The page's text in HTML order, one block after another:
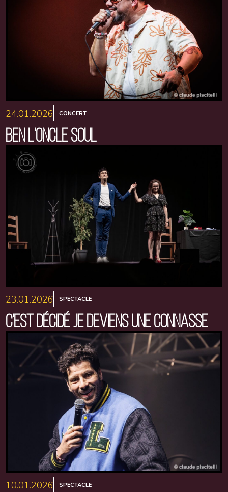
24.01.2026 CONCERT
BEN L'ONCLE SOUL
23.01.2026 SPECTACLE
C'EST DÉCIDÉ JE DEVIENS UNE CONNASSE
10.01.2026 SPECTACLE